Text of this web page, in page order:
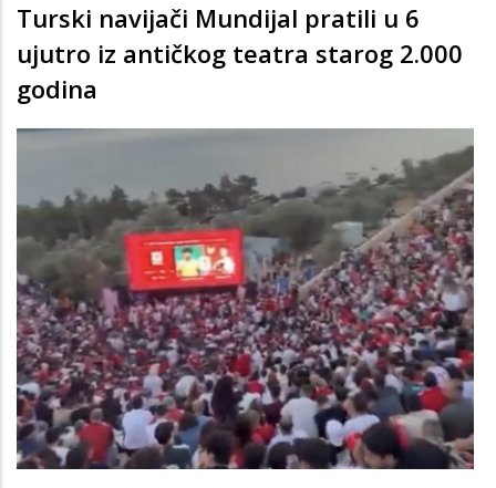
Turski navijači Mundijal pratili u 6
ujutro iz antičkog teatra starog 2.000
godina